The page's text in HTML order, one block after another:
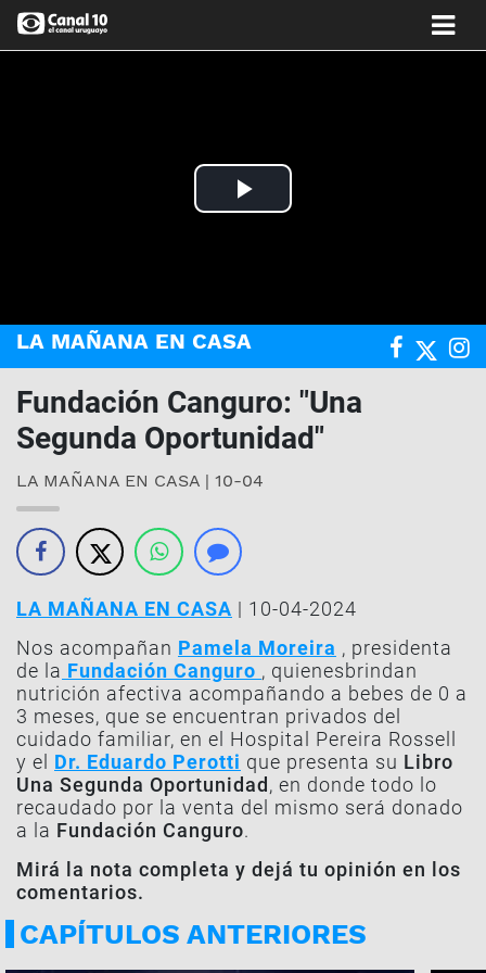
Play
LA MAÑANA EN CASA
Fundación Canguro: "Una
Segunda Oportunidad"
LA MAÑANA EN CASA | 10-04
LA MAÑANA EN CASA | 10-04-2024
Nos acompañan Pamela Moreira , presidenta
de la Fundación Canguro , quienesbrindan
nutrición afectiva acompañando a bebes de 0 a
3 meses, que se encuentran privados del
cuidado familiar, en el Hospital Pereira Rossell
y el Dr. Eduardo Perotti que presenta su Libro
Una Segunda Oportunidad , en donde todo lo
recaudado por la venta del mismo será donado
a la Fundación Canguro.
Mirá la nota completa y dejá tu opinión en los
comentarios.
CAPÍTULOS ANTERIORES